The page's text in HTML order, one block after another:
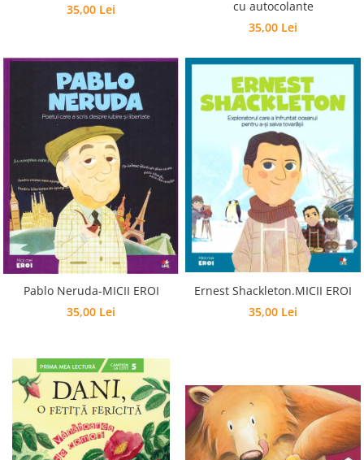
35,00 Lei
cu autocolante
35,00 Lei
Pablo Neruda-MICII EROI
35,00 Lei
Ernest Shackleton.MICII EROI
35,00 Lei